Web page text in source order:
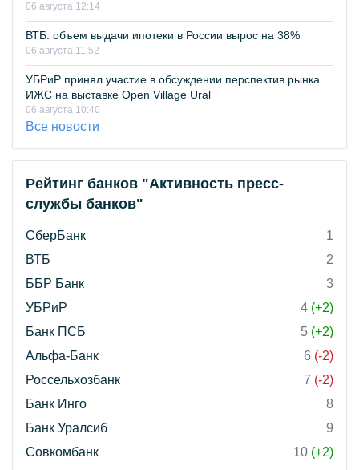
06 августа 12:14
ВТБ: объем выдачи ипотеки в России вырос на 38%
06 августа 11:52
УБРиР принял участие в обсуждении перспектив рынка
ИЖС на выставке Open Village Ural
06 августа 10:40
Все новости
Рейтинг банков "Активность пресс-
службы банков"
СберБанк
1
ВТБ
2
ББР Банк
3
УБРиР
4 (+2)
Банк ПСБ
5 (+2)
Альфа-Банк
6 (-2)
Россельхозбанк
7 (-2)
Банк Инго
8
Банк Уралсиб
9
Совкомбанк
10 (+2)